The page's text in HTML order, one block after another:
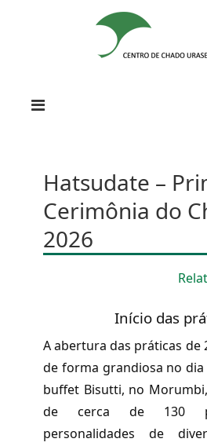
Hatsudate –
Cerimônia do
2026
Início das
A abertura das práticas de
de forma grandiosa no
buffet Bisutti, no
de cerca de 130
personalidades de